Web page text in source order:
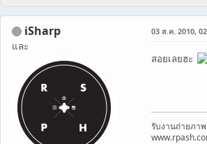
iSharp
และ
03 ส.ค. 2010,
สอยเลยฮะ
รับงานถ่ายภาพ